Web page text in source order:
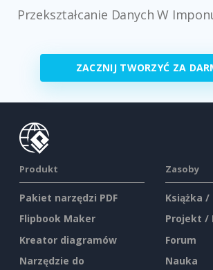
Przekształcanie Danych W
ZACZNIJ TWORZYĆ ZA
Produkt
Pakiet narzędzi PDF
Flipbook Maker
Kreator diagramów
Narzędzie do
Zasoby
Książka
Projekt /
Forum
Nauka